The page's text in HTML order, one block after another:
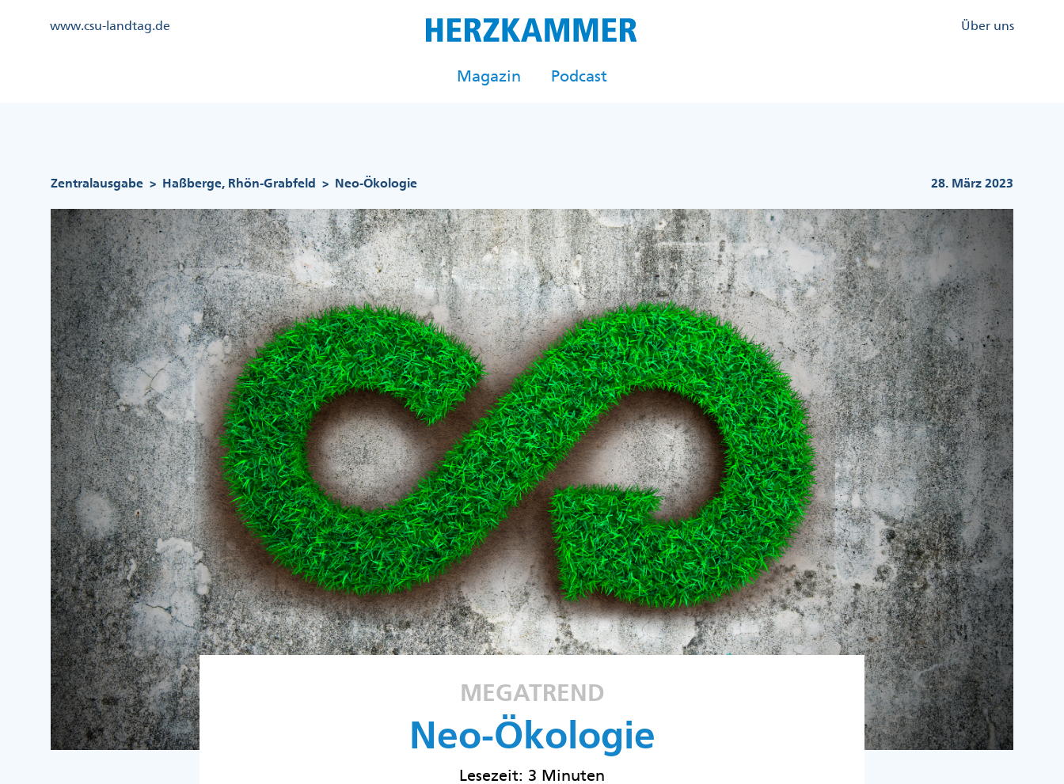
Kopfzeile
www.csu-landtag.de
Kopfzeile
Über uns
Magazin Podcast
Zentralausgabe > Haßberge, Rhön-Grabfeld > Neo-Ökologie 28. März 2023
MEGATREND
Neo-Ökologie
Lesezeit: 3 Minuten